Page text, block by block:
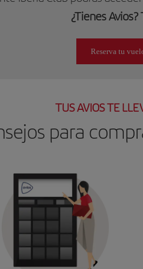
¿Tienes
Reserva tu
TUS AVIOS TE
para